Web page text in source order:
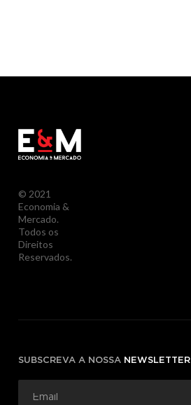
© 2021
Economia &
Mercado.
Todos os
Direitos
Reservados.
SUBSCREVA A NOSSA NEWSLETTER